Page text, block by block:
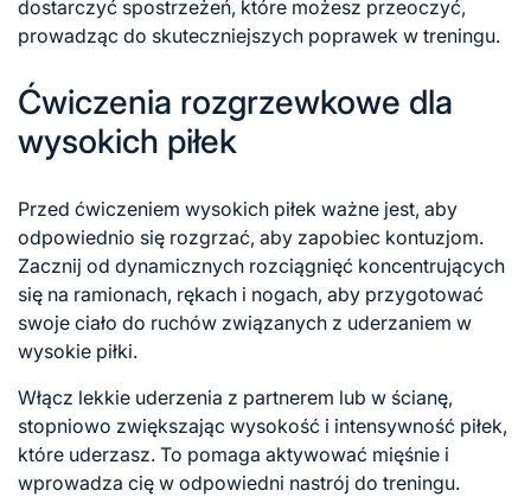
dostarczyć spostrzeżeń, które możesz przeoczyć,
prowadząc do skuteczniejszych poprawek w treningu.
Ćwiczenia rozgrzewkowe dla
wysokich piłek
Przed ćwiczeniem wysokich piłek ważne jest, aby
odpowiednio się rozgrzać, aby zapobiec kontuzjom.
Zacznij od dynamicznych rozciągnięć koncentrujących
się na ramionach, rękach i nogach, aby przygotować
swoje ciało do ruchów związanych z uderzaniem w
wysokie piłki.
Włącz lekkie uderzenia z partnerem lub w ścianę,
stopniowo zwiększając wysokość i intensywność piłek,
które uderzasz. To pomaga aktywować mięśnie i
wprowadza cię w odpowiedni nastrój do treningu.